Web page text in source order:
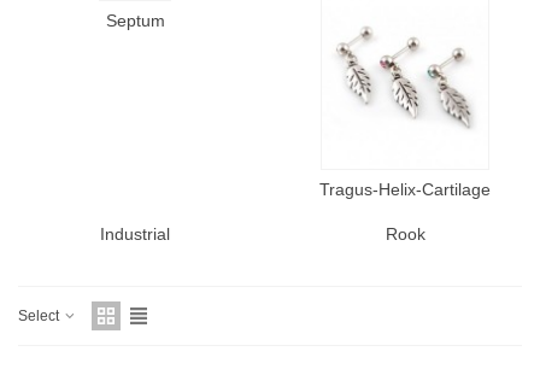
Septum
Tragus-Helix-Cartilage
Industrial Rook
Select